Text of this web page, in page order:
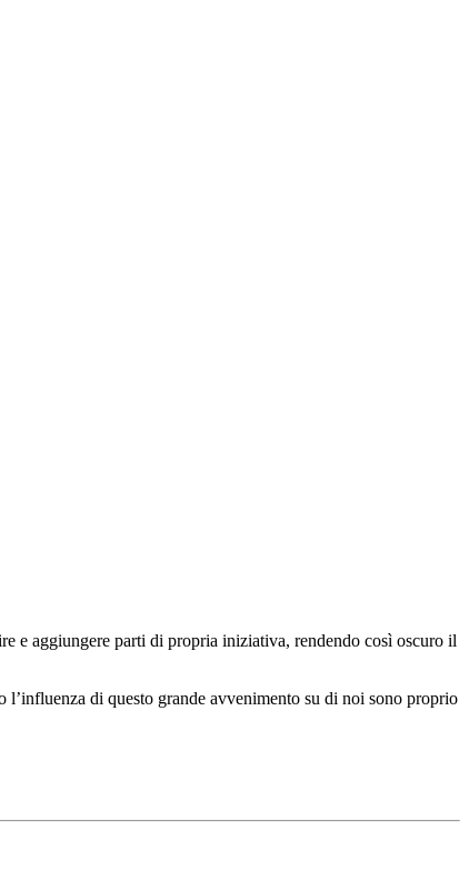
e aggiungere parti di propria iniziativa, rendendo così oscuro il
di questo grande avvenimento su di noi sono proprio